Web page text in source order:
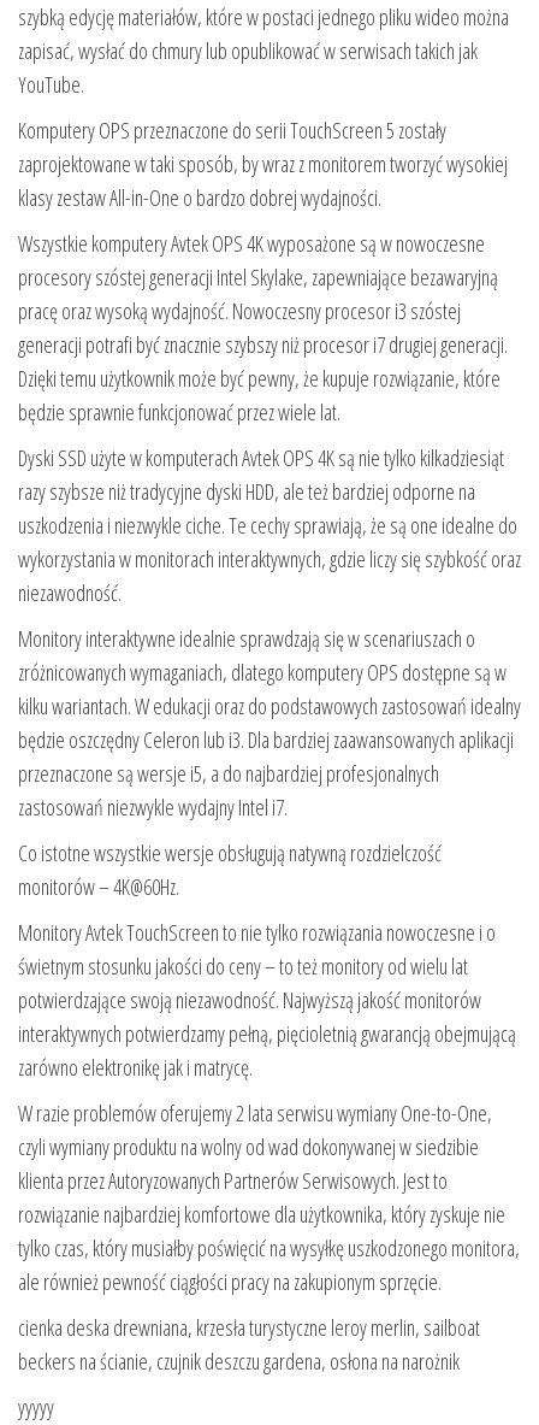
szybką edycję materiałów, które w postaci jednego pliku wideo można
zapisać, wysłać do chmury lub opublikować w serwisach takich jak
YouTube.
Komputery OPS przeznaczone do serii TouchScreen 5 zostały
zaprojektowane w taki sposób, by wraz z monitorem tworzyć wysokiej
klasy zestaw All-in-One o bardzo dobrej wydajności.
Wszystkie komputery Avtek OPS 4K wyposażone są w nowoczesne
procesory szóstej generacji Intel Skylake, zapewniające bezawaryjną
pracę oraz wysoką wydajność. Nowoczesny procesor i3 szóstej
generacji potrafi być znacznie szybszy niż procesor i7 drugiej generacji.
Dzięki temu użytkownik może być pewny, że kupuje rozwiązanie, które
będzie sprawnie funkcjonować przez wiele lat.
Dyski SSD użyte w komputerach Avtek OPS 4K są nie tylko kilkadziesiąt
razy szybsze niż tradycyjne dyski HDD, ale też bardziej odporne na
uszkodzenia i niezwykle ciche. Te cechy sprawiają, że są one idealne do
wykorzystania w monitorach interaktywnych, gdzie liczy się szybkość oraz
niezawodność.
Monitory interaktywne idealnie sprawdzają się w scenariuszach o
zróżnicowanych wymaganiach, dlatego komputery OPS dostępne są w
kilku wariantach. W edukacji oraz do podstawowych zastosowań idealny
będzie oszczędny Celeron lub i3. Dla bardziej zaawansowanych aplikacji
przeznaczone są wersje i5, a do najbardziej profesjonalnych
zastosowań niezwykle wydajny Intel i7.
Co istotne wszystkie wersje obsługują natywną rozdzielczość
monitorów – 4K@60Hz.
Monitory Avtek TouchScreen to nie tylko rozwiązania nowoczesne i o
świetnym stosunku jakości do ceny – to też monitory od wielu lat
potwierdzające swoją niezawodność. Najwyższą jakość monitorów
interaktywnych potwierdzamy pełną, pięcioletnią gwarancją obejmującą
zarówno elektronikę jak i matrycę.
W razie problemów oferujemy 2 lata serwisu wymiany One-to-One,
czyli wymiany produktu na wolny od wad dokonywanej w siedzibie
klienta przez Autoryzowanych Partnerów Serwisowych. Jest to
rozwiązanie najbardziej komfortowe dla użytkownika, który zyskuje nie
tylko czas, który musiałby poświęcić na wysyłkę uszkodzonego monitora,
ale również pewność ciągłości pracy na zakupionym sprzęcie.
cienka deska drewniana, krzesła turystyczne leroy merlin, sailboat
beckers na ścianie, czujnik deszczu gardena, osłona na narożnik
yyyyy